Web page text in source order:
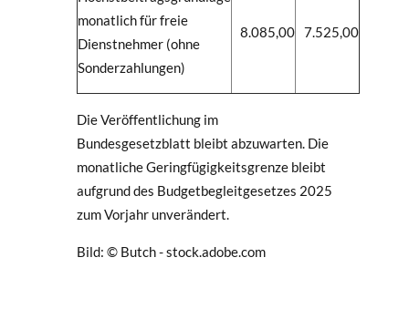
monatlich für freie
Dienstnehmer (ohne
Sonderzahlungen)
8.085,00 7.525,00
Die Veröffentlichung im
Bundesgesetzblatt bleibt abzuwarten. Die
monatliche Geringfügigkeitsgrenze bleibt
aufgrund des Budgetbegleitgesetzes 2025
zum Vorjahr unverändert.
Bild: © Butch - stock.adobe.com